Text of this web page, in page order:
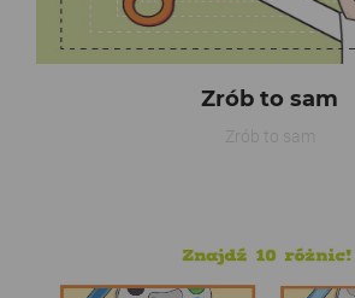
Zrób to sam
Zrób to sam